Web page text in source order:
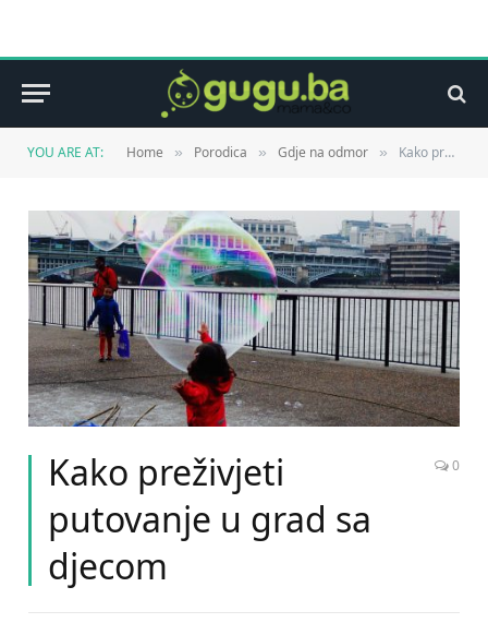
YOU ARE AT: Home » Porodica » Gdje na odmor » Kako preživjeti putovanje u grad sa djecom
Kako preživjeti
putovanje u grad sa
djecom
0